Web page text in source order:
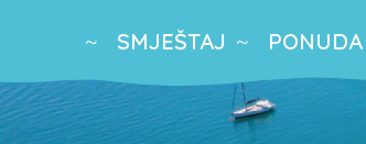
SMJEŠTAJ PONUDA